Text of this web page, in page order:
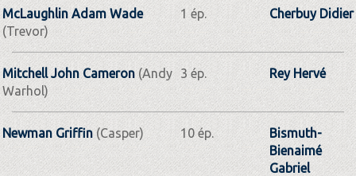
McLaughlin Adam Wade
(Trevor)
1 ép. Cherbuy Didier
Mitchell John Cameron(Andy
Warhol)
3 ép. Rey Hervé
Newman Griffin (Casper) 10 ép.
Bismuth-
Bienaimé
Gabriel